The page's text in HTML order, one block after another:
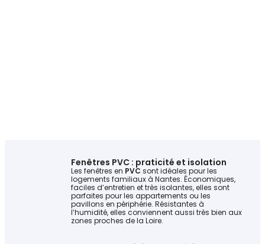
Fenêtres PVC : praticité et isolation
Les fenêtres en PVC sont idéales pour les
logements familiaux à Nantes. Économiques,
faciles d’entretien et très isolantes, elles sont
parfaites pour les appartements ou les
pavillons en périphérie. Résistantes à
l’humidité, elles conviennent aussi très bien aux
zones proches de la Loire.